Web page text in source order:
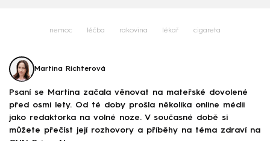
nemoc léčba rakovina lékař cigareta
Martina Richterová
Psaní se Martina začala věnovat na mateřské dovolené
před osmi lety. Od té doby prošla několika online médii
jako redaktorka na volné noze. V současné době si
můžete přečíst její rozhovory a příběhy na téma zdraví na